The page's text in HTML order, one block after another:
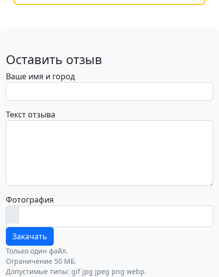
Оставить отзыв
Ваше имя и город
Текст отзыва
Фотография
Закачать
Только один файл.
Ограничение 50 МБ.
Допустимые типы: gif jpg jpeg png webp.